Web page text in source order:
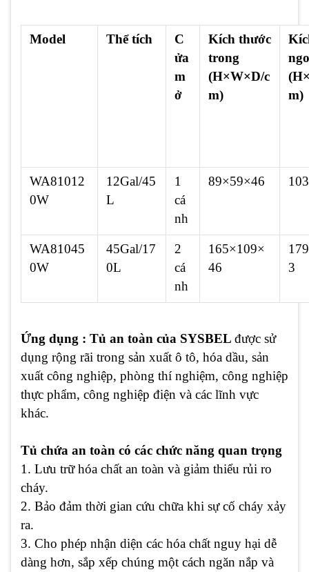
Model Thể tích
C
ửa
m
ở
Kích thước
trong
(H×W×D/c
m)
m)
WA81012
0W
12Gal/45
L
1
cá
nh
89×59×46
WA81045
0W
45Gal/17
0L
2
cá
nh
165×109×
46
3
Ứng dụng : Tủ an toàn của SYSBEL được sử
dụng rộng rãi trong sản xuất ô tô, hóa dầu, sản
xuất công nghiệp, phòng thí nghiệm, công nghiệp
thực phẩm, công nghiệp điện và các lĩnh vực
khác.
Tủ chứa an toàn có các chức năng quan trọng
1. Lưu trữ hóa chất an toàn và giảm thiểu rủi ro
cháy.
2. Bảo đảm thời gian cứu chữa khi sự cố cháy xảy
ra.
3. Cho phép nhận diện các hóa chất nguy hại dễ
dàng hơn, sắp xếp chúng một cách ngăn nắp và